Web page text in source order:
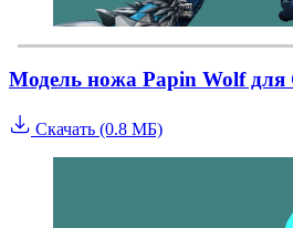
Модель ножа Papin Wolf для
Скачать (0.8 МБ)